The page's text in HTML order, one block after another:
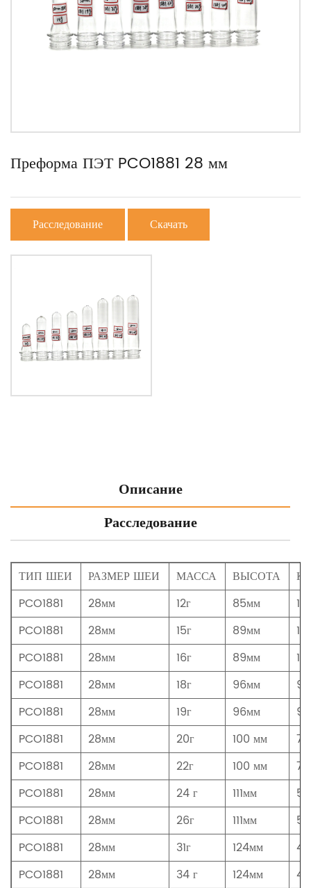
Преформа ПЭТ PCO1881 28 мм
Расследование Скачать
Описание
Расследование
ТИП ШЕИ РАЗМЕР ШЕИ МАССА ВЫСОТА
PCO1881
28мм 12г 85мм
PCO1881
28мм 15г 89мм
PCO1881
28мм 16г 89мм
PCO1881
28мм 18г 96мм
PCO1881
28мм 19г 96мм
PCO1881
28мм 20г 100 мм
PCO1881
28мм 22г 100 мм
PCO1881
28мм 24 г 111мм
PCO1881
28мм 26г 111мм
PCO1881
28мм 31г 124мм
PCO1881
28мм 34 г 124мм